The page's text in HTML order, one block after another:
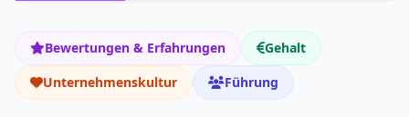
Bewertungen & Erfahrungen
Gehalt
Unternehmenskultur
Führung